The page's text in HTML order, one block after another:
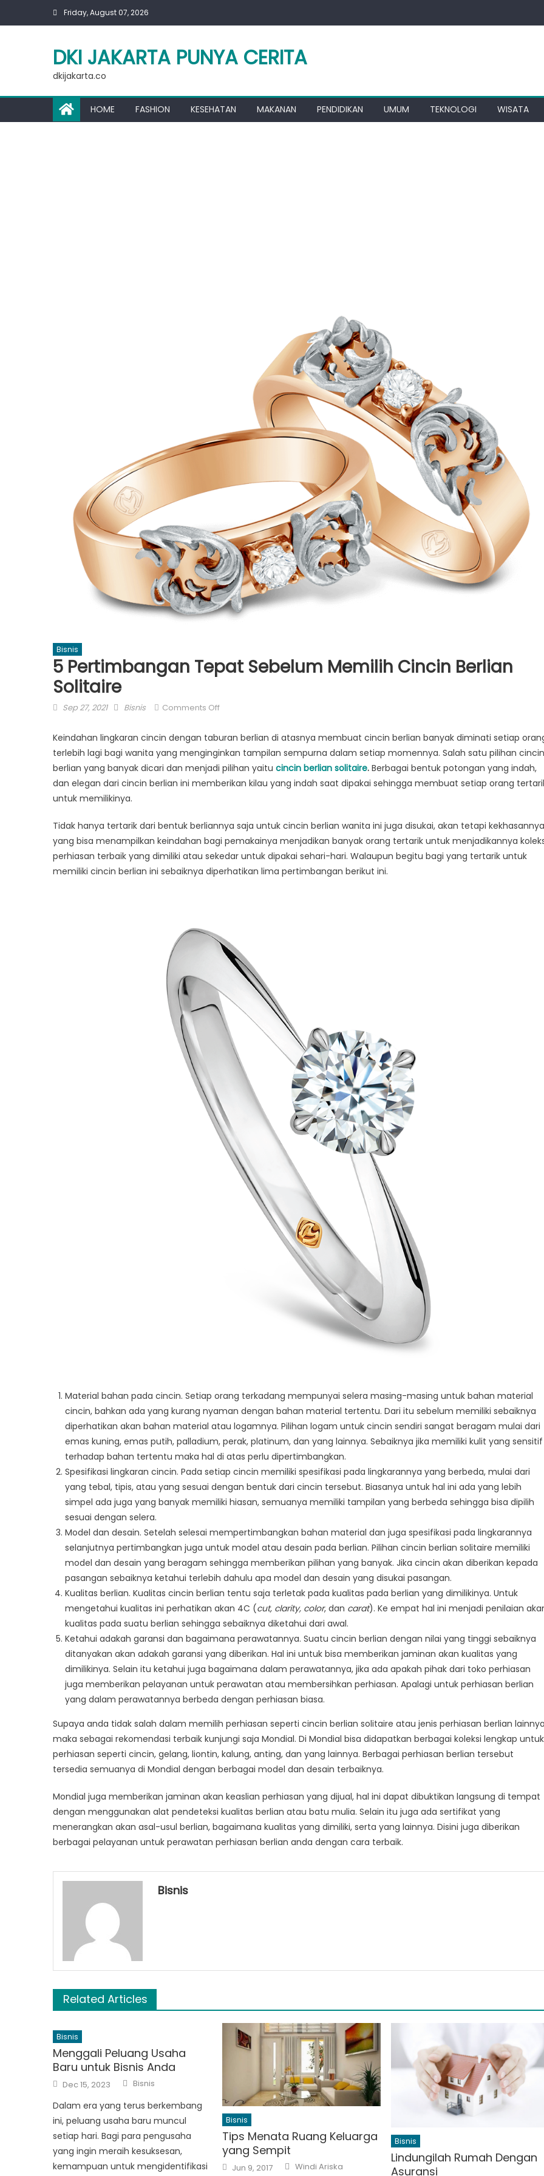
Friday, August 07, 2026
DKI JAKARTA PUNYA CERITA
dkijakarta.co
HOME FASHION KESEHATAN MAKANAN PENDIDIKAN UMUM TEKNOLOGI WISATA
Bisnis
5 Pertimbangan Tepat Sebelum Memilih Cincin Berlian
Solitaire
Posted
Sep 27, 2021 Author
Bisnis Comments Offon
Pertimbangan
Tepat
Sebelum
Memilih
Cincin
Keindahan lingkaran cincin dengan taburan berlian di atasnya membuat cincin berlian banyak diminati setiap
terlebih lagi bagi wanita yang menginginkan tampilan sempurna dalam setiap momennya. Salah satu pilihan cincin
berlian yang banyak dicari dan menjadi pilihan yaitu cincin berlian solitaire. Berbagai bentuk potongan yang indah,
dan elegan dari cincin berlian ini memberikan kilau yang indah saat dipakai sehingga membuat setiap orang
untuk memilikinya.
Tidak hanya tertarik dari bentuk berliannya saja untuk cincin berlian wanita ini juga disukai, akan tetapi kekhasannya
yang bisa menampilkan keindahan bagi pemakainya menjadikan banyak orang tertarik untuk menjadikannya
perhiasan terbaik yang dimiliki atau sekedar untuk dipakai sehari-hari. Walaupun begitu bagi yang tertarik untuk
memiliki cincin berlian ini sebaiknya diperhatikan lima pertimbangan berikut ini.
Material bahan pada cincin. Setiap orang terkadang mempunyai selera masing-masing untuk bahan material
cincin, bahkan ada yang kurang nyaman dengan bahan material tertentu. Dari itu sebelum memiliki sebaiknya
diperhatikan akan bahan material atau logamnya. Pilihan logam untuk cincin sendiri sangat beragam mulai dari
emas kuning, emas putih, palladium, perak, platinum, dan yang lainnya. Sebaiknya jika memiliki kulit yang sensitif
terhadap bahan tertentu maka hal di atas perlu dipertimbangkan.
Spesifikasi lingkaran cincin. Pada setiap cincin memiliki spesifikasi pada lingkarannya yang berbeda, mulai dari
yang tebal, tipis, atau yang sesuai dengan bentuk dari cincin tersebut. Biasanya untuk hal ini ada yang lebih
simpel ada juga yang banyak memiliki hiasan, semuanya memiliki tampilan yang berbeda sehingga bisa dipilih
sesuai dengan selera.
Model dan desain. Setelah selesai mempertimbangkan bahan material dan juga spesifikasi pada lingkarannya
selanjutnya pertimbangkan juga untuk model atau desain pada berlian. Pilihan cincin berlian solitaire memiliki
model dan desain yang beragam sehingga memberikan pilihan yang banyak. Jika cincin akan diberikan kepada
pasangan sebaiknya ketahui terlebih dahulu apa model dan desain yang disukai pasangan.
Kualitas berlian. Kualitas cincin berlian tentu saja terletak pada kualitas pada berlian yang dimilikinya. Untuk
mengetahui kualitas ini perhatikan akan 4C (cut, clarity, color, dan carat). Ke empat hal ini menjadi penilaian
kualitas pada suatu berlian sehingga sebaiknya diketahui dari awal.
Ketahui adakah garansi dan bagaimana perawatannya. Suatu cincin berlian dengan nilai yang tinggi sebaiknya
ditanyakan akan adakah garansi yang diberikan. Hal ini untuk bisa memberikan jaminan akan kualitas yang
dimilikinya. Selain itu ketahui juga bagaimana dalam perawatannya, jika ada apakah pihak dari toko perhiasan
juga memberikan pelayanan untuk perawatan atau membersihkan perhiasan. Apalagi untuk perhiasan berlian
yang dalam perawatannya berbeda dengan perhiasan biasa.
Supaya anda tidak salah dalam memilih perhiasan seperti cincin berlian solitaire atau jenis perhiasan berlian lainnya
maka sebagai rekomendasi terbaik kunjungi saja Mondial. Di Mondial bisa didapatkan berbagai koleksi lengkap untuk
perhiasan seperti cincin, gelang, liontin, kalung, anting, dan yang lainnya. Berbagai perhiasan berlian tersebut
tersedia semuanya di Mondial dengan berbagai model dan desain terbaiknya.
Mondial juga memberikan jaminan akan keaslian perhiasan yang dijual, hal ini dapat dibuktikan langsung di tempat
dengan menggunakan alat pendeteksi kualitas berlian atau batu mulia. Selain itu juga ada sertifikat yang
menerangkan akan asal-usul berlian, bagaimana kualitas yang dimiliki, serta yang lainnya. Disini juga diberikan
berbagai pelayanan untuk perawatan perhiasan berlian anda dengan cara terbaik.
Bisnis
Related Articles
Bisnis
Menggali Peluang Usaha
Baru untuk Bisnis Anda
Posted
on
Dec 15, 2023 Author
Bisnis
Dalam era yang terus berkembang
ini, peluang usaha baru muncul
setiap hari. Bagi para pengusaha
yang ingin meraih kesuksesan,
kemampuan untuk mengidentifikasi
Bisnis
Tips Menata Ruang Keluarga
yang Sempit
Posted
on
Jun 9, 2017 Author
Windi Ariska
Bisnis
Lindungilah Rumah Dengan
Asuransi